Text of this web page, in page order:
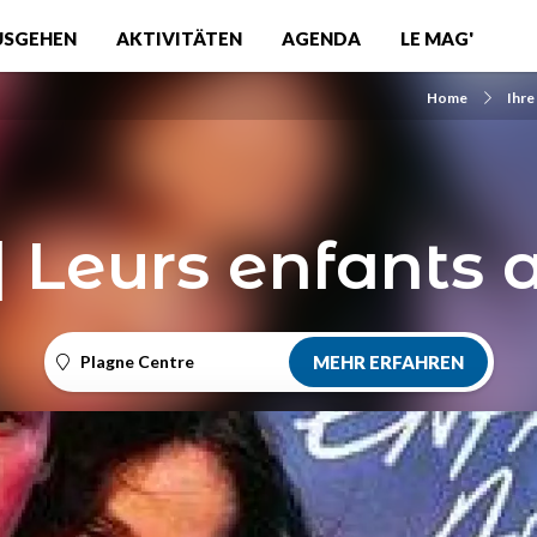
AKTIVITÄTEN AGENDA LE MAG'
Home Ihre
Leurs enfants
Plagne Centre MEHR ERFAHREN